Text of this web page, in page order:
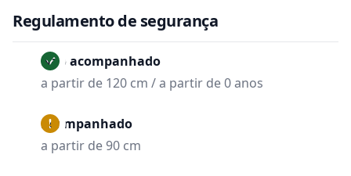
Regulamento de segurança
Não acompanhado
a partir de 120 cm / a partir de 0 anos
Acompanhado
a partir de 90 cm